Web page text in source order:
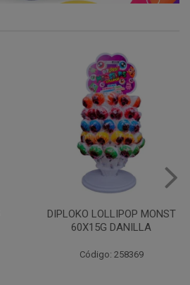
DIPLOKO LOLLIPOP MONST
60X15G DANILLA
Código: 258369